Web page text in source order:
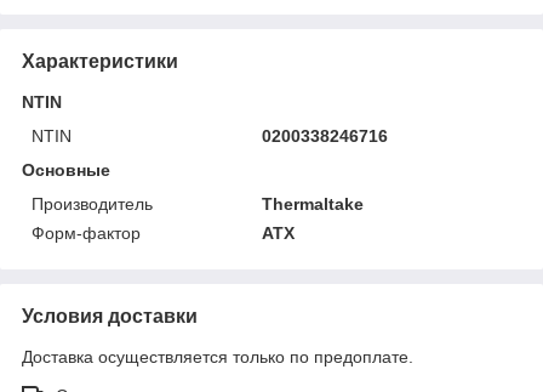
Характеристики
NTIN
NTIN
0200338246716
Основные
Производитель
Thermaltake
Форм-фактор
ATX
Условия доставки
Доставка осуществляется только по предоплате.